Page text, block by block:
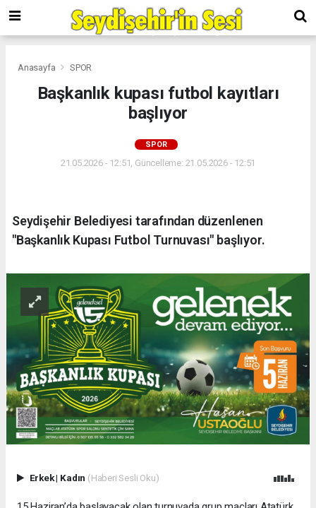
Anasayfa SPOR
Başkanlık kupası futbol kayıtları
başlıyor
SPOR
21.05.2026 - 12:51, Güncelleme: 21.05.2026 - 12:51
Seydişehir Belediyesi tarafından düzenlenen
"Başkanlık Kupası Futbol Turnuvası" başlıyor.
Erkek| Kadın (Haberi Sesli Oku)